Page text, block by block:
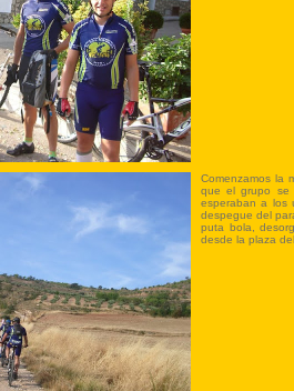
Comenzamos la
que el grupo se
esperaban a los
despegue del
puta bola,
desde la plaza